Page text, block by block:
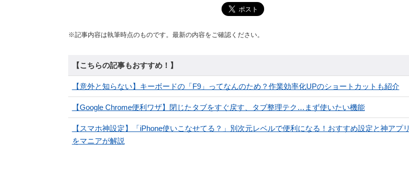
※記事内容は執筆時点のものです。最新の内容をご確認ください。
【こちらの記事もおすすめ！】
【意外と知らない】キーボードの「F9」ってなんのため？作業効率化UPのショートカットも紹介
【Google Chrome便利ワザ】閉じたタブをすぐ戻す、タブ整理テク…まず使いたい機能
【スマホ神設定】「iPhone使いこなせてる？」別次元レベルで便利になる！おすすめ設定と神アプリ
をマニアが解説